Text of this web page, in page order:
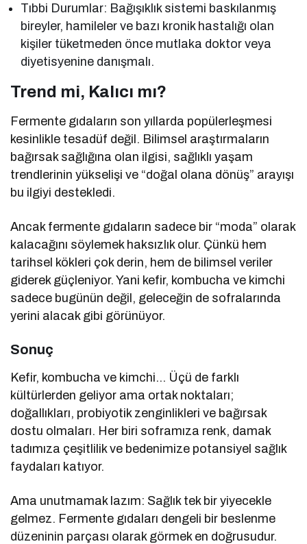
Tıbbi Durumlar: Bağışıklık sistemi baskılanmış
bireyler, hamileler ve bazı kronik hastalığı olan
kişiler tüketmeden önce mutlaka doktor veya
diyetisyenine danışmalı.
Trend mi, Kalıcı mı?
Fermente gıdaların son yıllarda popülerleşmesi
kesinlikle tesadüf değil. Bilimsel araştırmaların
bağırsak sağlığına olan ilgisi, sağlıklı yaşam
trendlerinin yükselişi ve “doğal olana dönüş” arayışı
bu ilgiyi destekledi.
Ancak fermente gıdaların sadece bir “moda” olarak
kalacağını söylemek haksızlık olur. Çünkü hem
tarihsel kökleri çok derin, hem de bilimsel veriler
giderek güçleniyor. Yani kefir, kombucha ve kimchi
sadece bugünün değil, geleceğin de sofralarında
yerini alacak gibi görünüyor.
Sonuç
Kefir, kombucha ve kimchi… Üçü de farklı
kültürlerden geliyor ama ortak noktaları;
doğallıkları, probiyotik zenginlikleri ve bağırsak
dostu olmaları. Her biri soframıza renk, damak
tadımıza çeşitlilik ve bedenimize potansiyel sağlık
faydaları katıyor.
Ama unutmamak lazım: Sağlık tek bir yiyecekle
gelmez. Fermente gıdaları dengeli bir beslenme
düzeninin parçası olarak görmek en doğrusudur.